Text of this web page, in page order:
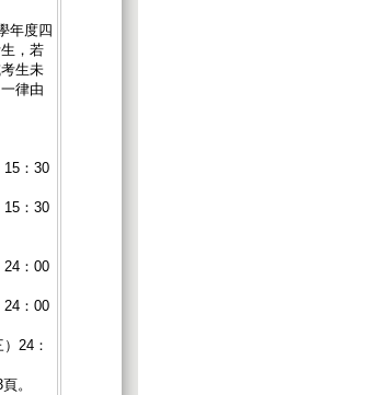
年度四
，若
生未
律由
15：30
15：30
24：00
24：00
24：
。